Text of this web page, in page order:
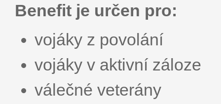
Benefit je určen pro:
vojáky z povolání
vojáky v aktivní záloze
válečné veterány